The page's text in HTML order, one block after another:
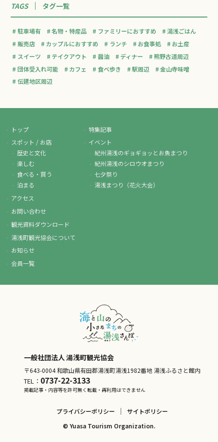
TAGS タグ一覧
駐車場有 名物・特産品 ファミリーにおすすめ
湯浅ごはん
販売店
カップルにおすすめ ランチ お食事処
お土産
スイーツ
テイクアウト 醤油 ディナー
熊野古道周辺
団体受入れ可能
カフェ 食べ歩き 駅周辺
金山寺味噌
伝建地区周辺
トップ
スポット / お店
歴史と文化
楽しむ
食べる・買う
泊まる
特集記事
イベント
紀州湯浅のギョギョッとお魚まつり
紀州湯浅のシロウオまつり
七夕祭り
湯浅まつり（花火大会）
アクセス
お問い合わせ
観光資料ダウンロード
湯浅町観光協会について
お知らせ
会員一覧
一般社団法人 湯浅町観光協会
〒643-0004 和歌山県有田郡湯浅町湯浅1982番地 湯浅ふるさと館内
TEL： 0737-22-3133
掲載記事・内容等を許可無く転載・再利用はできません
プライバシーポリシー
サイトポリシー
© Yuasa Tourism Organization.